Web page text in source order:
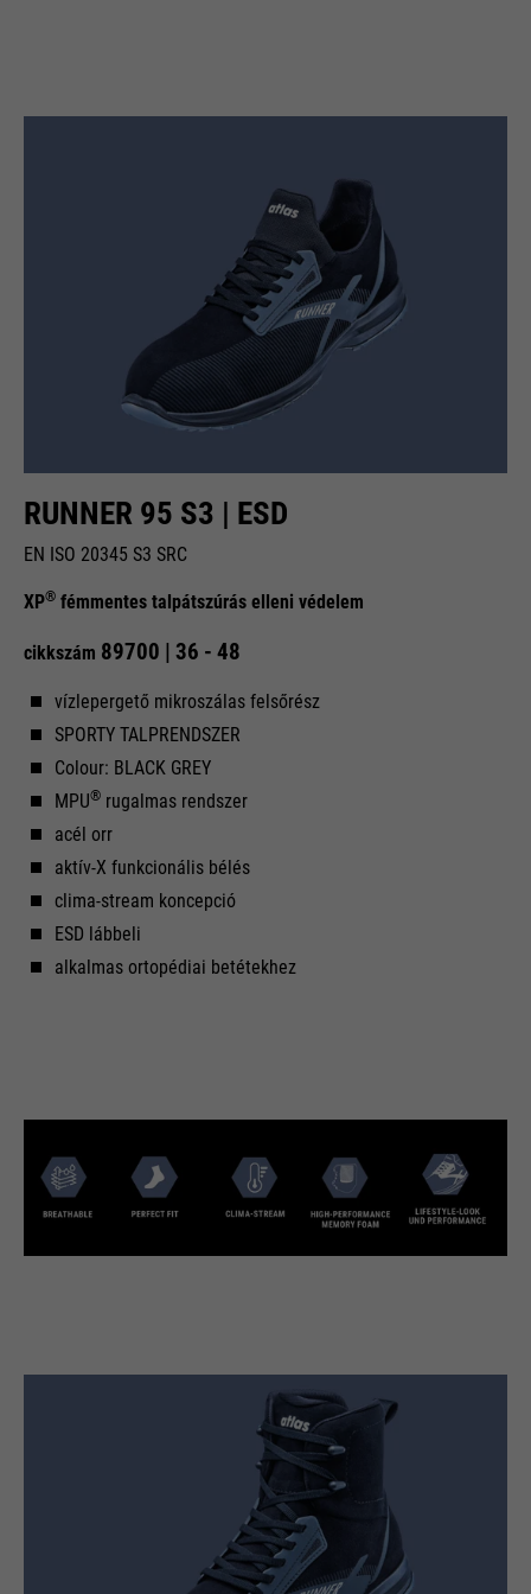
RUNNER 95 S3 | ESD
EN ISO 20345 S3 SRC
XP® fémmentes talpátszúrás elleni védelem
cikkszám 89700 | 36 - 48
vízlepergető mikroszálas felsőrész
SPORTY TALPRENDSZER
Colour: BLACK GREY
MPU® rugalmas rendszer
acél orr
aktív-X funkcionális bélés
clima-stream koncepció
ESD lábbeli
alkalmas ortopédiai betétekhez